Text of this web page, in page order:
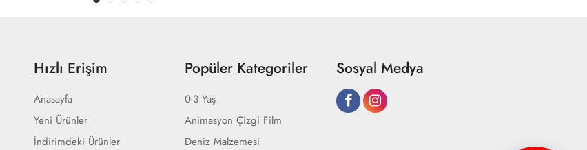
Hızlı Erişim
Anasayfa
Yeni Ürünler
İndirimdeki Ürünler
Popüler Kategoriler
0-3 Yaş
Animasyon Çizgi Film
Deniz Malzemesi
Sosyal Medya